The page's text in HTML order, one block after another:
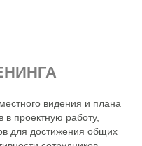
видения и плана
в проектную работу,
для достижения общих